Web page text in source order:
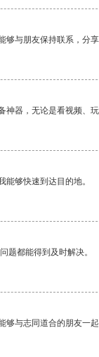
与朋友保持联系，分享
神器，无论是看视频、
够快速到达目的地。
题都能得到及时解决。
与志同道合的朋友一起